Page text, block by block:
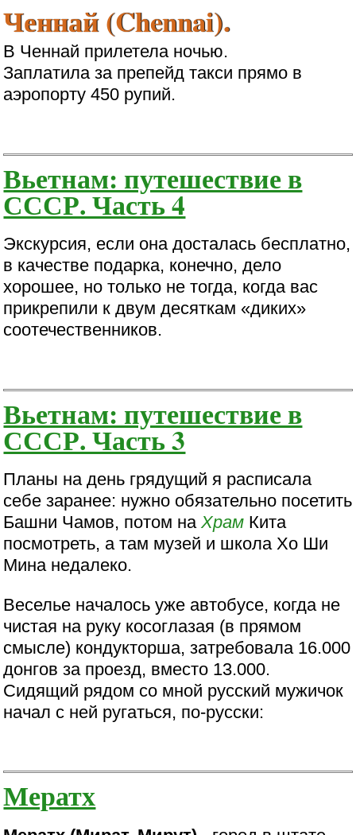
Ченнай (Chennai).
В Ченнай прилетела ночью.
Заплатила за препейд такси прямо в
аэропорту 450 рупий.
Вьетнам: путешествие в
СССР. Часть 4
Экскурсия, если она досталась бесплатно,
в качестве подарка, конечно, дело
хорошее, но только не тогда, когда вас
прикрепили к двум десяткам «диких»
соотечественников.
Вьетнам: путешествие в
СССР. Часть 3
Планы на день грядущий я расписала
себе заранее: нужно обязательно посетить
Башни Чамов, потом наХрам Кита
посмотреть, а там музей и школа Хо Ши
Мина недалеко.
Веселье началось уже автобусе, когда не
чистая на руку косоглазая (в прямом
смысле) кондукторша, затребовала 16.000
донгов за проезд, вместо 13.000.
Сидящий рядом со мной русский мужичок
начал с ней ругаться, по-русски:
Мератх